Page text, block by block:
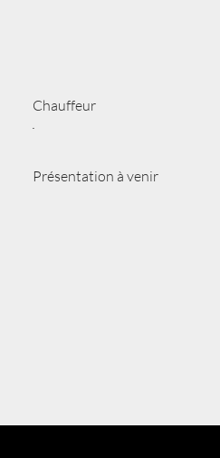
Présentation à venir
-
Chauffeur